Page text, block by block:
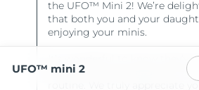
UFO™ mini 2